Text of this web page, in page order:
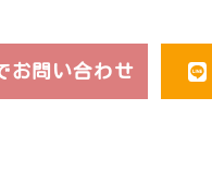
問い合わせ